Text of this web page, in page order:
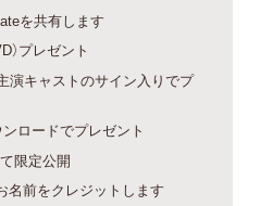
を共有します
）プレゼント
主演キャストのサイン入りでプ
ロードでプレゼント
限定公開
名前をクレジットします